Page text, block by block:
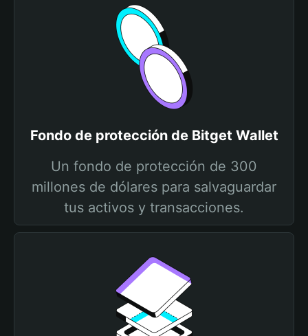
Fondo de protección de Bitget Wallet
Un fondo de protección de 300
millones de dólares para salvaguardar
tus activos y transacciones.